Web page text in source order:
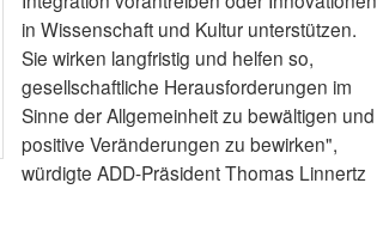
in Wissenschaft und Kultur unterstützen.
Sie wirken langfristig und helfen so,
gesellschaftliche Herausforderungen im
Sinne der Allgemeinheit zu bewältigen und
positive Veränderungen zu bewirken",
würdigte ADD-Präsident Thomas Linnertz